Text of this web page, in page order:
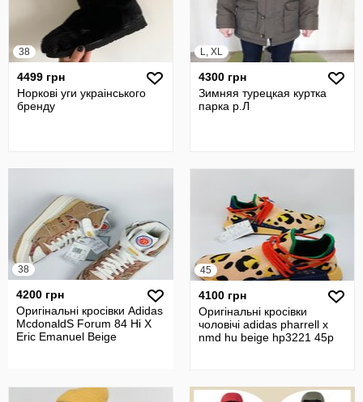
38
4499 грн
Норкові уги украінського
бренду
L, XL
4300 грн
Зимняя турецкая куртка
парка р.Л
38
4200 грн
Оригінальні кросівки Adidas
McdonaldS Forum 84 Hi X
Eric Emanuel Beige
45
4100 грн
Оригінальні кросівки
чоловічі adidas pharrell x
nmd hu beige hp3221 45р